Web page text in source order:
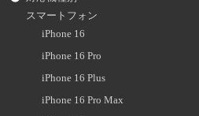
スマートフォン
iPhone 16
iPhone 16 Pro
iPhone 16 Plus
iPhone 16 Pro Max